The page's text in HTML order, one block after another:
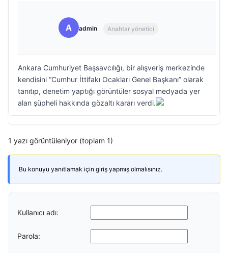
A admin Anahtar yönetici
Ankara Cumhuriyet Başsavcılığı, bir alışveriş merkezinde
kendisini “Cumhur İttifakı Ocakları Genel Başkanı” olarak
tanıtıp, denetim yaptığı görüntüler sosyal medyada yer
alan şüpheli hakkında gözaltı kararı verdi.
1 yazı görüntüleniyor (toplam 1)
Bu konuyu yanıtlamak için giriş yapmış olmalısınız.
Kullanıcı adı:
Parola: